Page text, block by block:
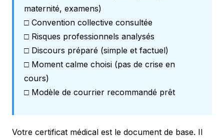
maternité, examens)
□ Convention collective consultée
□ Risques professionnels analysés
□ Discours préparé (simple et factuel)
□ Moment calme choisi (pas de crise en
cours)
□ Modèle de courrier recommandé prêt
Votre certificat médical est le document de base. Il